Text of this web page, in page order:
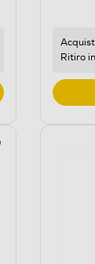
Ritiro